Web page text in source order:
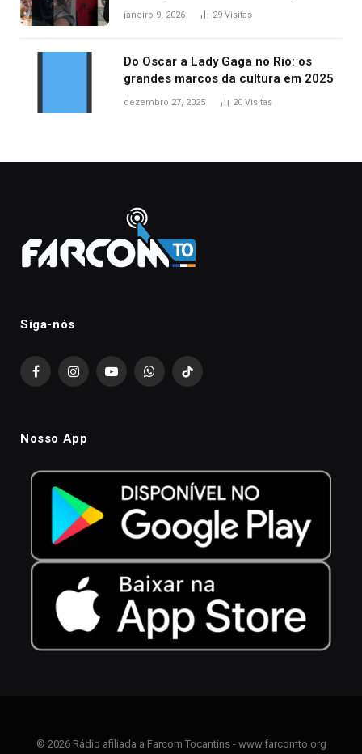
principais lançamentos do cinema
janeiro 9, 2026 29 Visitas
Do Oscar a Lady Gaga no Rio: os
grandes marcos da cultura em 2025
dezembro 27, 2025 20 Visitas
Siga-nós
FacebookInstagramYouTubeWhatsAppTikTok
Nosso App
© 2026 Rádio afiliada a Farcom Tocantins - www.farcomto.org